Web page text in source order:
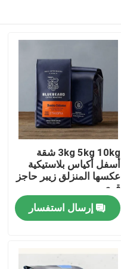
3kg 5kg 10kg شقة
أسفل أكياس بلاستيكية
عكسها المنزلق زيبر حاجز
قوي
إرسال استفسار